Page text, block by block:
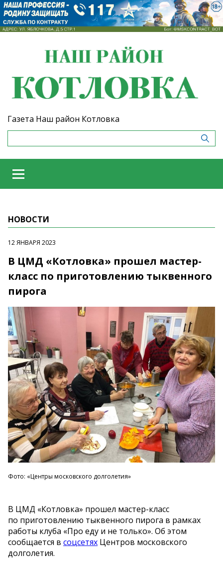
Газета Наш район Котловка
НОВОСТИ
12 ЯНВАРЯ 2023
В ЦМД «Котловка» прошел мастер-
класс по приготовлению тыквенного
пирога
Фото: «Центры московского долголетия»
В ЦМД «Котловка» прошел мастер-класс
по приготовлению тыквенного пирога в рамках
работы клуба «Про еду и не только». Об этом
сообщается в соцсетях Центров московского
долголетия.